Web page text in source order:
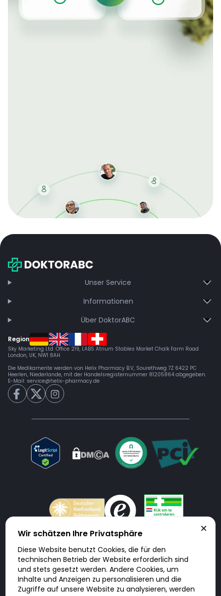
bei jeder Bestellung, erhalten schnelle Lieferung und
Unser Service
Informationen
Über DoktorABC
Region
Sky Marketing Ltd. Office 219, LABS Atrium Stables Market Chalk Farm Road
London, UK, NW1 8AH
Die Medikamente werden von Helix Pharmacy B.V, Sourethweg 7Z 6422 PC
Heerlen, Niederlande, mit der Handelsregisternummer 81205864 abgegeben.
E-Mail: service@helix-pharmacy.de
Doktorabc.com ist eine Vermittlungsplattform. Doktorabc ist ausdrücklich
keine Internetapotheke. Doktorabc bietet keine Medikamente oder
sonstige Produkte an oder liefert diese. Jegliche Informationen zu
Produkten, Medikamenten und Preisen auf der Internetseite beinhalten
kein Angebot von Doktorabc an Sie. Für die Einhaltung der in Ihrem Land
geltenden Gesetze und sonstigen Rechtsvorschriften sind Sie als Nutzer
selbst verantwortlich. Die Nutzung unseres Services auf Doktorabc durch
Wir schätzen Ihre Privatsphäre
Diese Website benutzt Cookies, die für den
technischen Betrieb der Website erforderlich sind
und stets gesetzt werden. Andere Cookies, um
Inhalte und Anzeigen zu personalisieren und die
Zugriffe auf unsere Website zu analysieren, werden